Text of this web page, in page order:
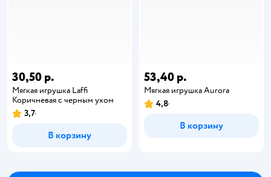
30,50 р.
Мягкая игрушка Laffi
Коричневая с черным ухом
3,7
В корзину
53,40 р.
Мягкая игрушка Aurora
4,8
В корзину